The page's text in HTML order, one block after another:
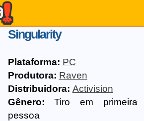
Singularity
Plataforma: PC
Produtora: Raven
Distribuidora: Activision
Gênero:
Tiro em primeira
pessoa